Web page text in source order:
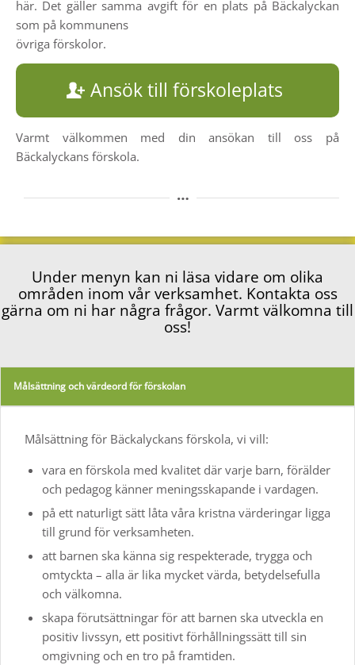
här. Det gäller samma avgift för en plats på Bäckalyckan
som på kommunens
övriga förskolor.
Ansök till förskoleplats
Varmt välkommen med din ansökan till oss på
Bäckalyckans förskola.
Under menyn kan ni läsa vidare om olika
områden inom vår verksamhet. Kontakta oss
gärna om ni har några frågor. Varmt välkomna till
oss!
Målsättning och värdeord för förskolan
Målsättning för Bäckalyckans förskola, vi vill:
vara en förskola med kvalitet där varje barn, förälder
och pedagog känner meningsskapande i vardagen.
på ett naturligt sätt låta våra kristna värderingar ligga
till grund för verksamheten.
att barnen ska känna sig respekterade, trygga och
omtyckta – alla är lika mycket värda, betydelsefulla
och välkomna.
skapa förutsättningar för att barnen ska utveckla en
positiv livssyn, ett positivt förhållningssätt till sin
omgivning och en tro på framtiden.